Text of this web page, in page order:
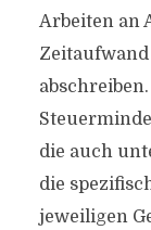
Arbeiten an
die auch
die
jeweiligen